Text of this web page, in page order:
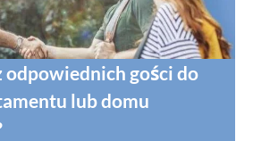
odpowiednich gości do
lub domu